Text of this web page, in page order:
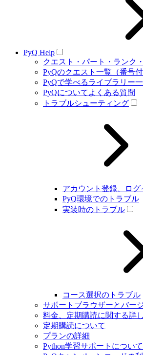
PyQ Help
クエスト・パート・ランク
PyQのクエスト一覧（番号付
PyQで学べるライブラリー
PyQについてよくある質問
トラブルシューティング
アカウント登録、ロ
PyQ環境でのトラブル
実装時のトラブル
コース選択のトラブル
サポートブラウザーとバー
料金、定期購読に関する詳
定期購読について
プランの詳細
Python学習サポートについて